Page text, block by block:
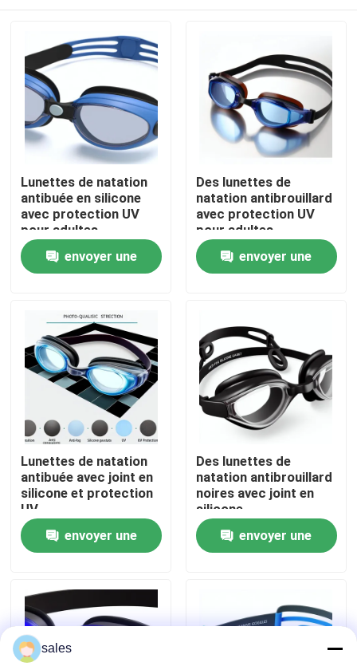
Maison
Des produits
Visite d'usine
Contactez-nous
Nouvelles
Cas
Demandez une citation
Anti brouillard lunettes de natation
Lunettes de verres de sûreté
Lunettes de natation
antibuée en silicone
avec protection UV
pour adultes
envoyer une
Des lunettes de
natation antibrouillard
avec protection UV
pour adultes
envoyer une
Lunettes de natation
antibuée avec joint en
silicone et protection
UV
envoyer une
Des lunettes de
natation antibrouillard
noires avec joint en
silicone
envoyer une
sales